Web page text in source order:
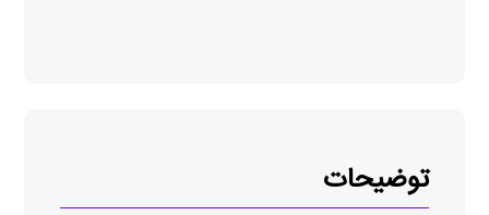
توضیحات